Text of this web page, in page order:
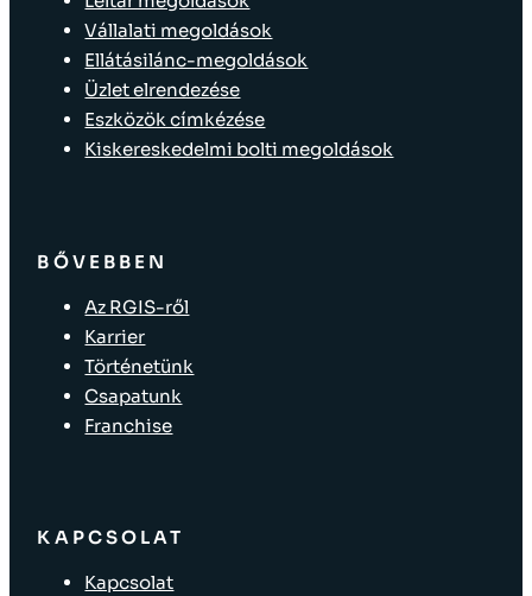
Vállalati megoldások
Ellátásilánc-megoldások
Üzlet elrendezése
Eszközök címkézése
Kiskereskedelmi bolti megoldások
BŐVEBBEN
Az RGIS-ről
Karrier
Történetünk
Csapatunk
Franchise
KAPCSOLAT
Kapcsolat